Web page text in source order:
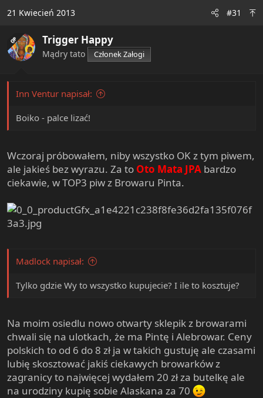
t
o
n
s
21 Kwiecień 2013 #31
OP Trigger Happy
Mądry tato Członek Załogi
Inn Ventur napisał:
Boiko - palce lizać!
Wczoraj próbowałem, niby wszystko OK z tym piwem,
ale jakieś bez wyrazu. Za to Oto Mata JPA bardzo
ciekawie, w TOP3 piw z Browaru Pinta.
Madlock napisał:
Tylko gdzie Wy to wszystko kupujecie? I ile to kosztuje?
Na moim osiedlu nowo otwarty sklepik z browarami
chwali się na ulotkach, że ma Pintę i Alebrowar. Ceny
polskich to od 6 do 8 zł ja w takich gustuję ale czasami
lubię skosztować jakiś ciekawych browarków z
zagranicy to najwięcej wydałem 20 zł za butelkę ale
na urodziny kupię sobie Alaskana za 70